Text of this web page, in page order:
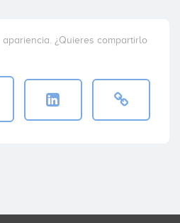
¿Quieres compartirlo